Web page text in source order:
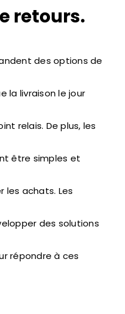
retours.
des options de
la livraison le jour
relais. De plus, les
être simples et
les achats. Les
des solutions
répondre à ces